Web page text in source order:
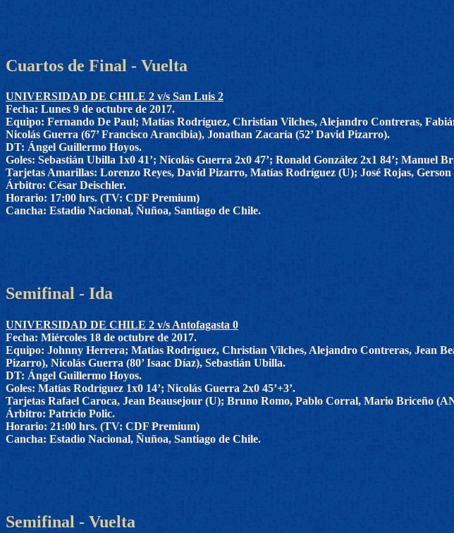
Cuartos de Final - Vuelta
UNIVERSIDAD DE CHILE 2 v/s San Luis 2
Fecha: Lunes 9 de octubre de 2017.
Equipo: Fernando De Paul; Matías Rodríguez, Christian Vilches, Alejandro Contreras,
Nicolás Guerra (67’ Francisco Arancibia), Jonathan Zacaría (52’ David Pizarro).
DT: Ángel Guillermo Hoyos.
Goles: Sebastián Ubilla 1x0 41’; Nicolás Guerra 2x0 47’; Ronald González 2x1 84’; Manuel
Tarjetas Amarillas: Lorenzo Reyes, David Pizarro, Matías Rodríguez (U); José Rojas,
Árbitro: César Deischler.
Horario: 17:00 hrs. (TV: CDF Premium)
Cancha: Estadio Nacional, Ñuñoa, Santiago de Chile.
Semifinal - Ida
UNIVERSIDAD DE CHILE 2 v/s Antofagasta 0
Fecha: Miércoles 18 de octubre de 2017.
Equipo: Johnny Herrera; Matías Rodríguez, Christian Vilches, Alejandro Contreras, Jean
Pizarro), Nicolás Guerra (80’ Isaac Díaz), Sebastián Ubilla.
DT: Ángel Guillermo Hoyos.
Goles: Matías Rodríguez 1x0 14’; Nicolás Guerra 2x0 45’+3’.
Tarjetas Rafael Caroca, Jean Beausejour (U); Bruno Romo, Pablo Corral, Mario Briceño
Árbitro: Patricio Polic.
Horario: 21:00 hrs. (TV: CDF Premium)
Cancha: Estadio Nacional, Ñuñoa, Santiago de Chile.
Semifinal - Vuelta